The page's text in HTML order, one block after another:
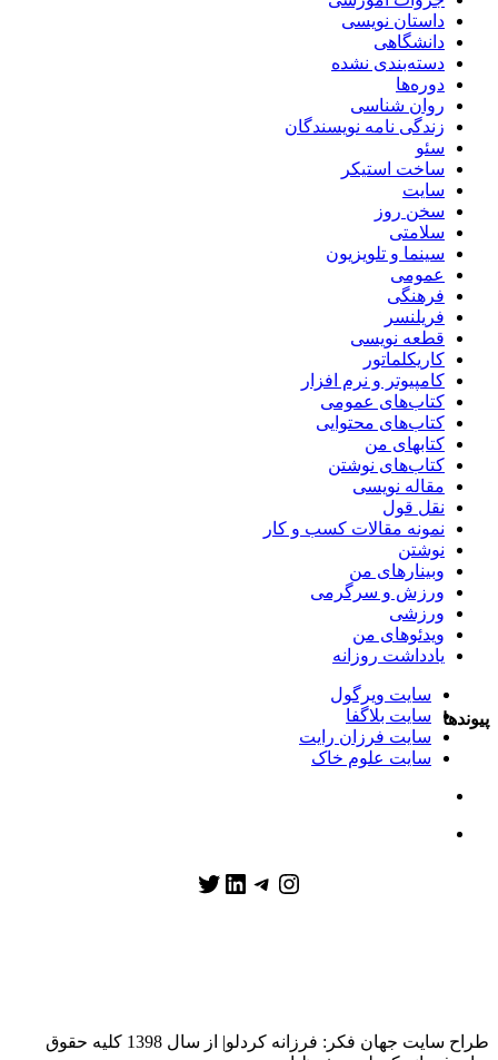
داستان نویسی
دانشگاهی
دسته‌بندی نشده
دوره‌ها
روان شناسی
زندگی نامه نویسندگان
سئو
ساخت استیکر
سایت
سخن روز
سلامتی
سینما و تلویزیون
عمومی
فرهنگی
فریلنسر
قطعه نویسی
کاریکلماتور
کامپیوتر و نرم افزار
کتاب‌های عمومی
کتاب‌های محتوایی
کتابهای من
کتاب‌های نوشتن
مقاله نویسی
نقل قول
نمونه مقالات کسب و کار
نوشتن
وبینارهای من
ورزش و سرگرمی
ورزشی
ویدئوهای من
یادداشت روزانه
پیوندها
سایت ویرگول
سایت بلاگفا
سایت فرزان رایت
سایت علوم خاک
اینستاگرم
تلگرام
لینکداین
توییتر
طراح سایت جهان فکر: فرزانه کردلو| از سال 1398 کلیه حقوق